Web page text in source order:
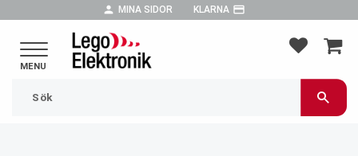
person MINA SIDOR KLARNA payment